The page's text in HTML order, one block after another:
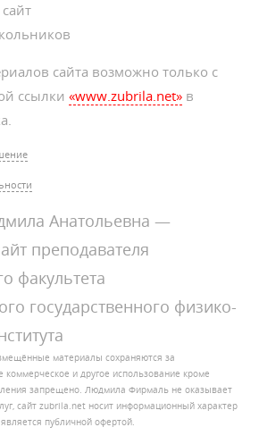
сайта возможно только с
ссылки«www.zubrila.net» в
Анатольевна —
преподавателя
факультета
государственного физико-
материалы сохраняются за
и другое использование кроме
запрещено. Людмила Фирмаль не оказывает
сайт zubrila.net носит информационный характер
публичной офертой.